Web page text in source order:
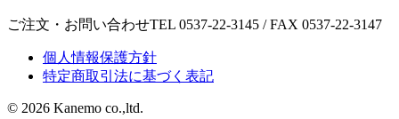
ご注文・お問い合わせTEL 0537-22-3145 / FAX 0537-22-3147
個人情報保護方針
特定商取引法に基づく表記
© 2026 Kanemo co.,ltd.